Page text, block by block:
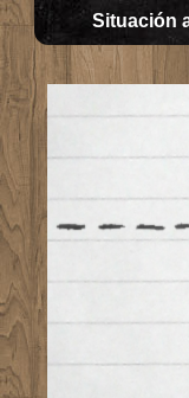
Situación